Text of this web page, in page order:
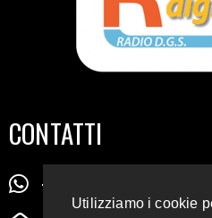
CONTATTI
+39 345 72 72 88 5
Utilizziamo i cookie